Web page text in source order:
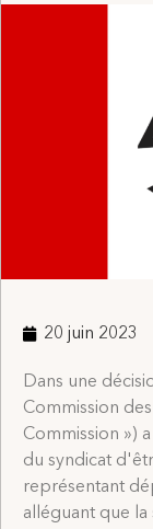
20 juin 2023
Dans une
Commission
Commission »)
du syndicat
représentant
alléguant que la